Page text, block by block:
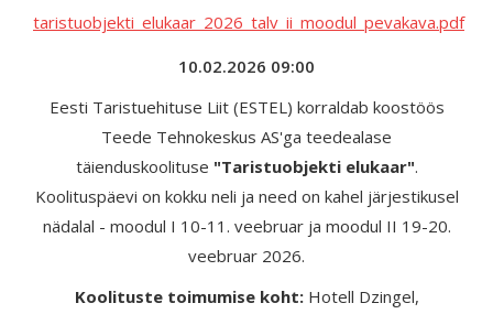
taristuobjekti_elukaar_2026_talv_ii_moodul_pevakava.pdf
10.02.2026 09:00
Eesti Taristuehituse Liit (ESTEL) korraldab koostöös
Teede Tehnokeskus AS'ga teedealase
täienduskoolituse "Taristuobjekti elukaar".
Koolituspäevi on kokku neli ja need on kahel järjestikusel
nädalal - moodul I 10-11. veebruar ja moodul II 19-20.
veebruar 2026.
Koolituste toimumise koht: Hotell Dzingel,